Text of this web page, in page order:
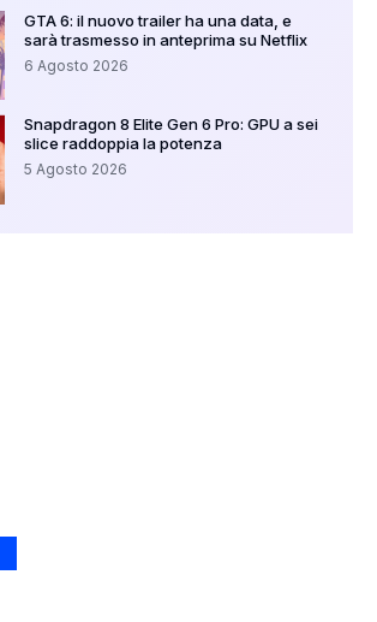
GTA 6: il nuovo trailer ha una data, e
sarà trasmesso in anteprima su Netflix
6 Agosto 2026
Snapdragon 8 Elite Gen 6 Pro: GPU a sei
slice raddoppia la potenza
5 Agosto 2026